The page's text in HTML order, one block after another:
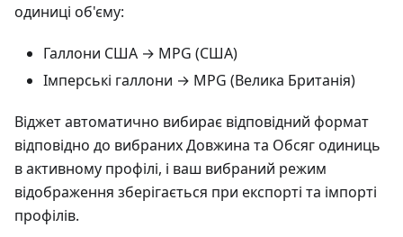
одиниці об'єму:
Галлони США → MPG (США)
Імперські галлони → MPG (Велика Британія)
Віджет автоматично вибирає відповідний формат
відповідно до вибранихДовжина та Обсягодиниць
в активному профілі, і ваш вибраний режим
відображення зберігається при експорті та імпорті
профілів.